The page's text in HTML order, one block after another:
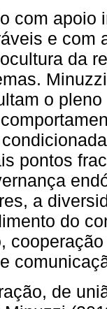
com
e com
da
o
pontos
a
do
de